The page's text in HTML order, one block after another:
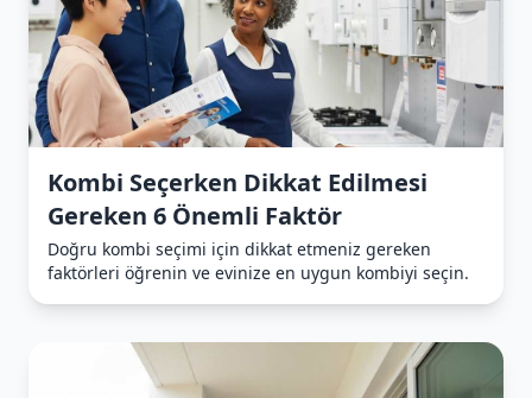
Kombi Seçerken Dikkat Edilmesi
Gereken 6 Önemli Faktör
Doğru kombi seçimi için dikkat etmeniz gereken
faktörleri öğrenin ve evinize en uygun kombiyi seçin.